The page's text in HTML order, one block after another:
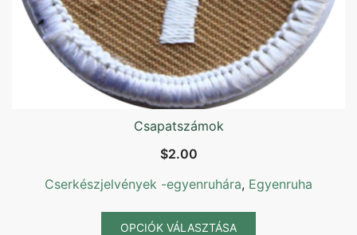
Csapatszámok
$2.00
Cserkészjelvények -egyenruhára, Egyenruha
OPCIÓK VÁLASZTÁSA
Ennek